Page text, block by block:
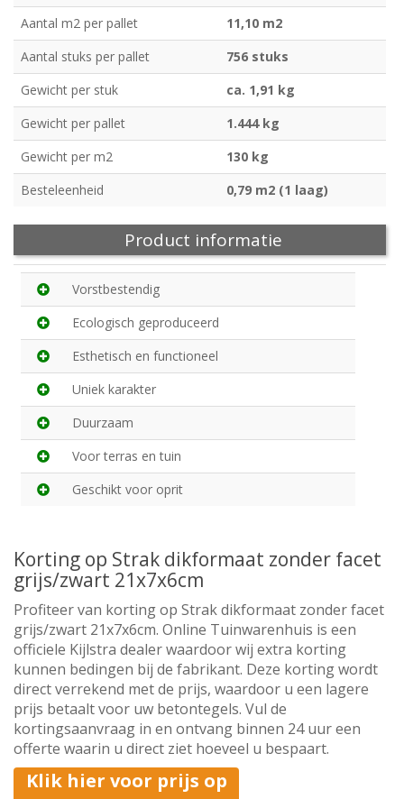
Aantal m2 per pallet
11,10 m2
Aantal stuks per pallet
756 stuks
Gewicht per stuk
ca. 1,91 kg
Gewicht per pallet
1.444 kg
Gewicht per m2
130 kg
Besteleenheid
0,79 m2 (1 laag)
Product informatie
Vorstbestendig
Ecologisch geproduceerd
Esthetisch en functioneel
Uniek karakter
Duurzaam
Voor terras en tuin
Geschikt voor oprit
Korting op Strak dikformaat zonder facet
grijs/zwart 21x7x6cm
Profiteer van korting op Strak dikformaat zonder facet
grijs/zwart 21x7x6cm. Online Tuinwarenhuis is een
officiele Kijlstra dealer waardoor wij extra korting
kunnen bedingen bij de fabrikant. Deze korting wordt
direct verrekend met de prijs, waardoor u een lagere
prijs betaalt voor uw betontegels. Vul de
kortingsaanvraag in en ontvang binnen 24 uur een
offerte waarin u direct ziet hoeveel u bespaart.
Klik hier voor prijs op